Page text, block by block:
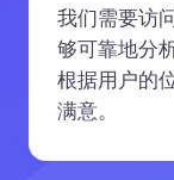
我们需要访
够可靠地分
根据用户的
满意。